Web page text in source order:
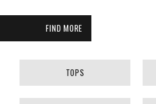
FIND MORE
TOPS